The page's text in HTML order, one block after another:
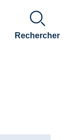
Rechercher